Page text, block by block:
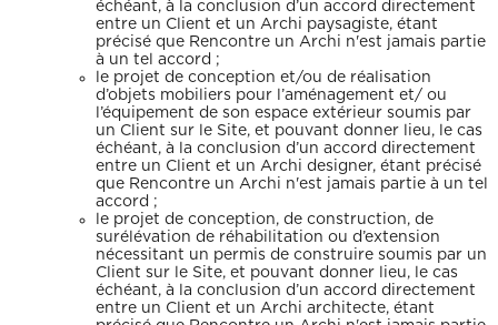
échéant, à la conclusion d’un accord directement
entre un Client et un Archi paysagiste, étant
précisé que Rencontre un Archi n'est jamais partie
à un tel accord ;
le projet de conception et/ou de réalisation
d’objets mobiliers pour l’aménagement et/ ou
l’équipement de son espace extérieur soumis par
un Client sur le Site, et pouvant donner lieu, le cas
échéant, à la conclusion d’un accord directement
entre un Client et un Archi designer, étant précisé
que Rencontre un Archi n'est jamais partie à un tel
accord ;
le projet de conception, de construction, de
surélévation de réhabilitation ou d’extension
nécessitant un permis de construire soumis par un
Client sur le Site, et pouvant donner lieu, le cas
échéant, à la conclusion d’un accord directement
entre un Client et un Archi architecte, étant